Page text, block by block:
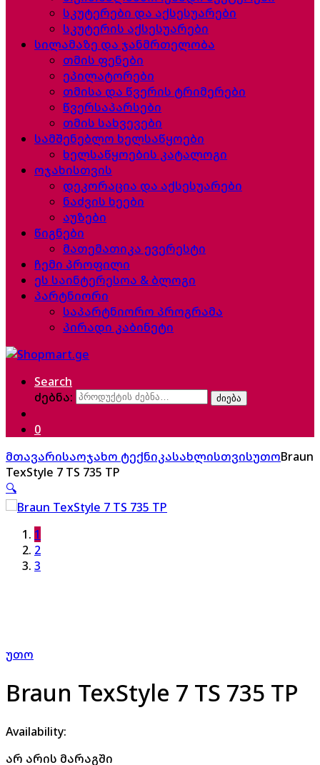
სკუტერები და აქსესუარები
სკუტერის აქსესუარები
სილამაზე და ჯანმრთელობა
თმის ფენები
ეპილატორები
თმისა და წვერის ტრიმერები
წვერსაპარსები
თმის სახვევები
სამშენებლო ხელსაწყოები
ხელსაწყოების კატალოგი
ოჯახისთვის
დეკორაცია და აქსესუარები
ნაძვის ხეები
აუზები
წიგნები
მათემათიკა ევერესტი
ჩემი პროფილი
ეს საინტერესოა & ბლოგი
პარტნიორი
საპარტნიორო პროგრამა
პირადი კაბინეტი
Search
ძებნა:
ძიება
0
მთავარისაოჯახო ტექნიკასახლისთვისუთოBraun
TexStyle 7 TS 735 TP
🔍
1
2
3
უთო
Braun TexStyle 7 TS 735 TP
Availability:
არ არის მარაგში